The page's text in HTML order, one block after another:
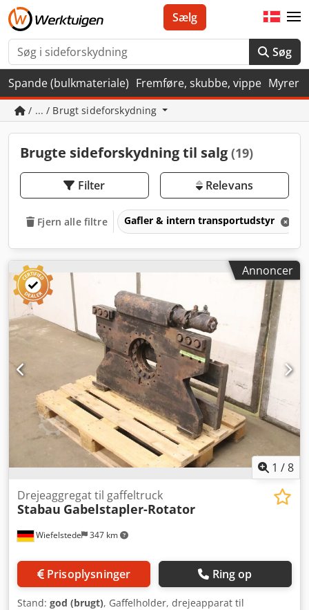
Søg
Sælg
Spande (bulkmateriale) Fremføre, skubbe, vippe Myrer
/ ... / Brugt sideforskydning
Brugte sideforskydning til salg (19)
Filter Relevans
Fjern alle filtre Gafler & intern transportudstyr
Annoncer
1 /8
Wiefelstede 347 km
Drejeaggregat til gaffeltruck
Stabau Gabelstapler-Rotator
Prisoplysninger Ring op
Stand: god (brugt), Gaffelholder, drejeapparat til